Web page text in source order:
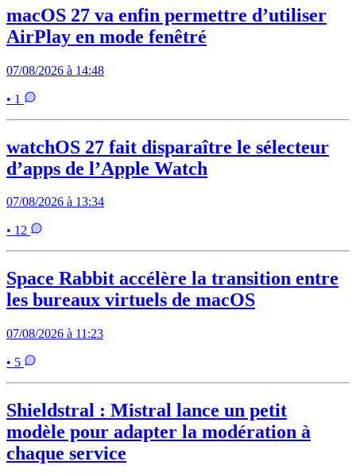
macOS 27 va enfin permettre d’utiliser
AirPlay en mode fenêtré
07/08/2026 à 14:48
• 1
watchOS 27 fait disparaître le sélecteur
d’apps de l’Apple Watch
07/08/2026 à 13:34
• 12
Space Rabbit accélère la transition entre
les bureaux virtuels de macOS
07/08/2026 à 11:23
• 5
Shieldstral : Mistral lance un petit
modèle pour adapter la modération à
chaque service